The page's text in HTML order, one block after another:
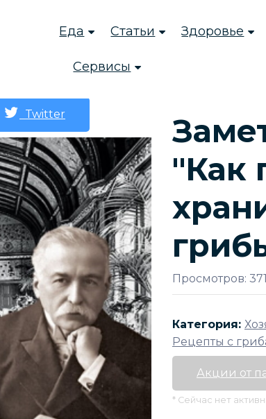
Еда Статьи Здоровье
Сервисы
Twitter
"Как
Просмотров:
Категория:
Рецепты с
Акции от
* Сейчас нет